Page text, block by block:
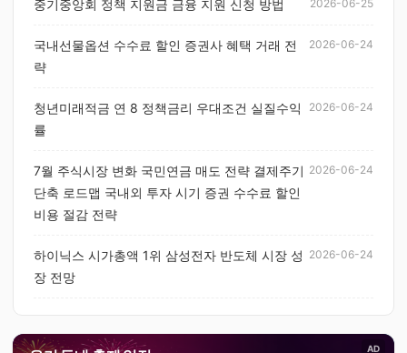
중기중앙회 정책 지원금 금융 지원 신청 방법 2026-06-25
국내선물옵션 수수료 할인 증권사 혜택 거래 전
략
2026-06-24
청년미래적금 연 8 정책금리 우대조건 실질수익
률
2026-06-24
7월 주식시장 변화 국민연금 매도 전략 결제주기
단축 로드맵 국내외 투자 시기 증권 수수료 할인
비용 절감 전략
2026-06-24
하이닉스 시가총액 1위 삼성전자 반도체 시장 성
장 전망
2026-06-24
AD